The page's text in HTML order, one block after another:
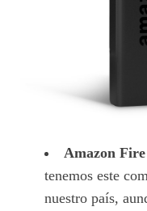
Amazon
tenemos este
nuestro país,